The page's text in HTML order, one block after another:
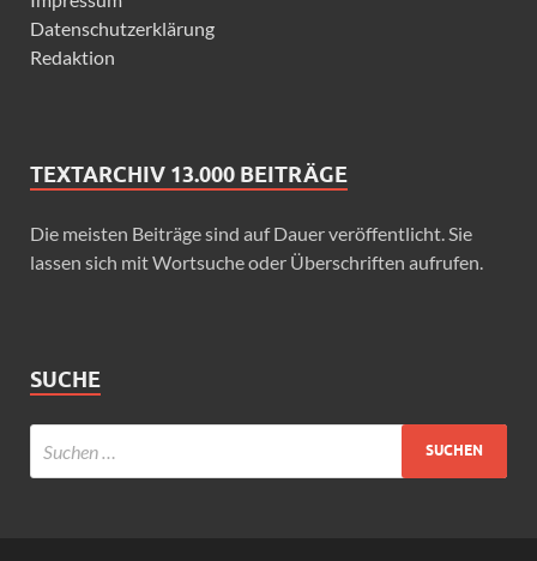
Datenschutzerklärung
Redaktion
TEXTARCHIV 13.000 BEITRÄGE
Die meisten Beiträge sind auf Dauer veröffentlicht. Sie
lassen sich mit Wortsuche oder Überschriften aufrufen.
SUCHE